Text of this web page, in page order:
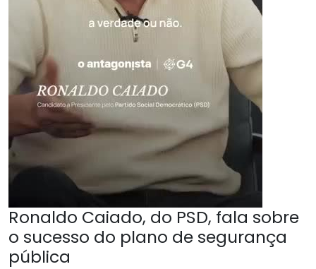
Ronaldo Caiado, do PSD, fala sobre
o sucesso do plano de segurança
pública